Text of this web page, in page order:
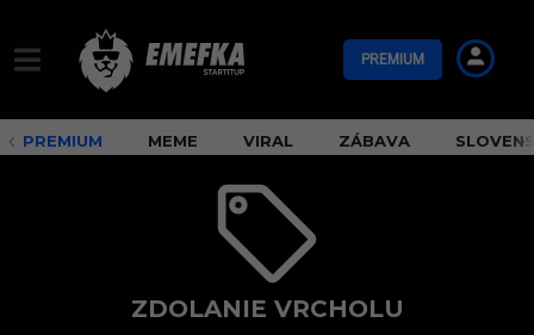
PREMIUM
PREMIUM MEME VIRAL ZÁBAVA
ZDOLANIE VRCHOLU